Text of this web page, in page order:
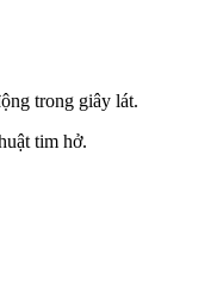
trong giây lát.
tim hở.